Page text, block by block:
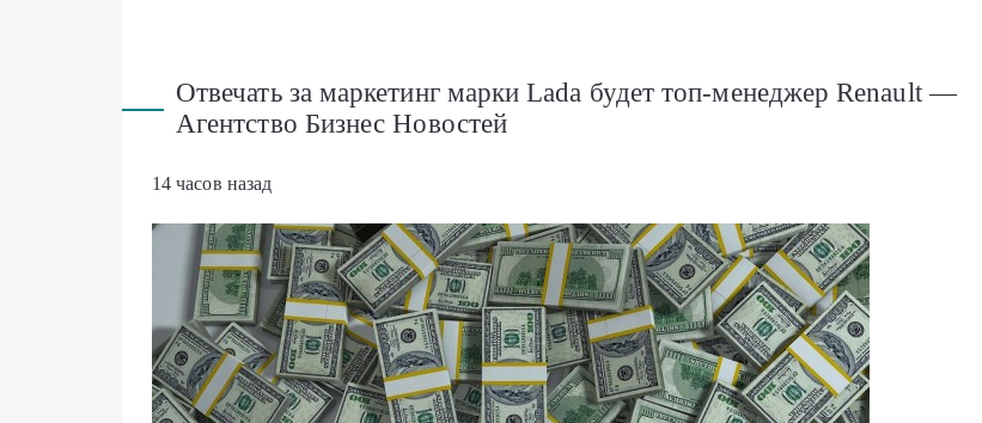
Отвечать за маркетинг марки Lada будет топ-менеджер Renault —
Агентство Бизнес Новостей
14 часов назад